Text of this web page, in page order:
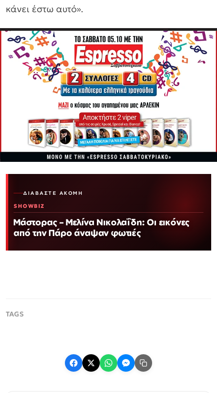
κάνει έστω αυτό».
ΔΙΑΒΆΣΤΕ ΑΚΌΜΗ
SHOWBIZ
Μάστορας – Μελίνα Νικολαΐδη: Οι εικόνες
από την Πάρο άναψαν φωτιές